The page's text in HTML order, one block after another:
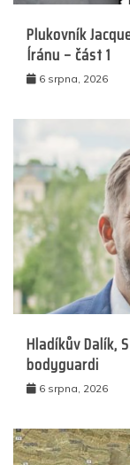
Plukovník
Íránu – část 1
6 srpna, 2026
Hladíkův Dalík,
bodyguardi
6 srpna, 2026